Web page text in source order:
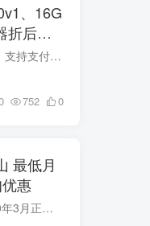
、16G
折后低
简介 virmach成立于2014年的美国商家，支持支付宝、PayPal付款购买，主要从事美国多个数据中心的vps、独立服务器等产品销售，是一个便宜美国服务器销售商家。virmach近期送上了复活节独立服务器...
752 0
最低月
惠
商家介绍： 喵云成立于2019年，于2020年3月正式运营；国人IDC主机商，基于KVM虚拟架构，VPS数据中心为韩国，去程三网骨干直连，回程CN2直连，速度比较优秀，产品线包括NAT以及其它相关业务。本...